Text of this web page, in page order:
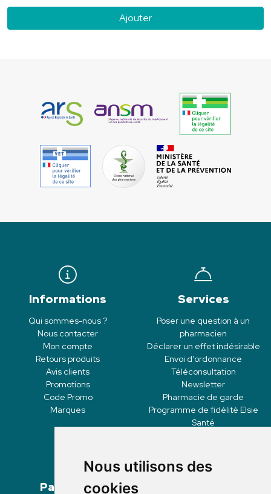
Nous utilisons des
cookies
Ajouter
Informations
Qui sommes-nous ?
Nous contacter
Mon compte
Retours produits
Avis clients
Promotions
Code Promo
Marques
Services
Poser une question à un
pharmacien
Déclarer un effet indésirable
Envoi d’ordonnance
Téléconsultation
Newsletter
Pharmacie de garde
Programme de fidélité Elsie
Santé
Paiement